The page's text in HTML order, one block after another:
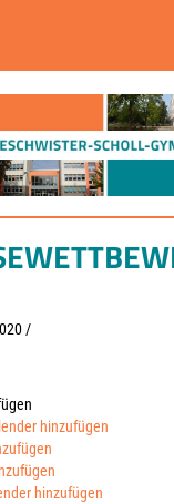
/
hinzufügen
hinzufügen